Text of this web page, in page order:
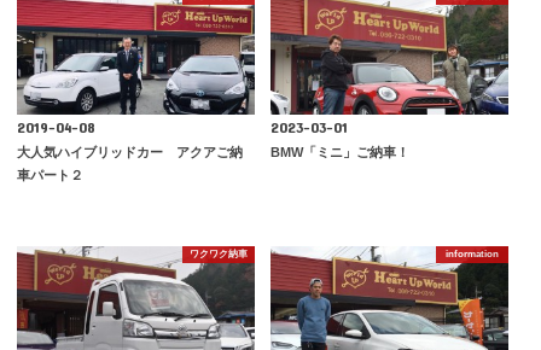
2019-04-08
大人気ハイブリッドカー アクアご納
車パート２
2023-03-01
BMW「ミニ」ご納車！
ワクワク納車 information